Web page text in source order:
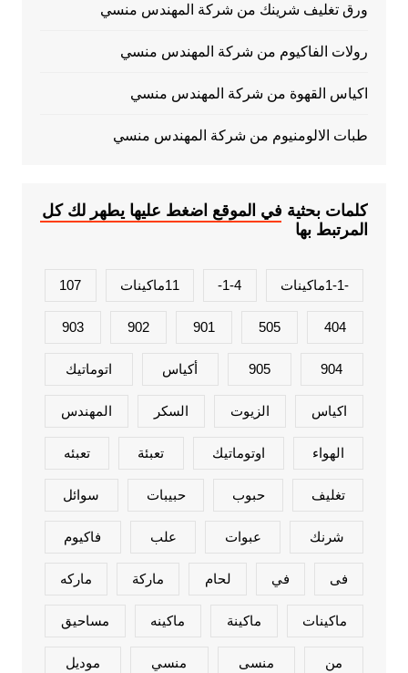
ورق تغليف شرينك من شركة المهندس منسي
رولات الفاكيوم من شركة المهندس منسي
اكياس القهوة من شركة المهندس منسي
طبات الالومنيوم من شركة المهندس منسي
كلمات بحثية في الموقع اضغط عليها يطهر لك كل
المرتبط بها
-1-1ماكينات 1-4- 11ماكينات 107
404
505
901
902
903
904
905 أكياس اتوماتيك
اكياس الزيوت السكر المهندس
الهواء اوتوماتيك تعبئة تعبئه
تغليف حبوب حبيبات سوائل
شرنك عبوات علب فاكيوم
فى في لحام ماركة ماركه
ماكينات ماكينة ماكينه مساحيق
من منسى منسي موديل